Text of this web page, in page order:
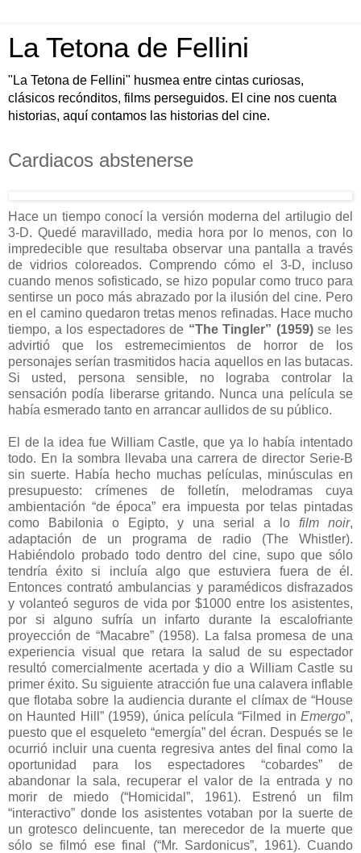
La Tetona de Fellini
"La Tetona de Fellini" husmea entre cintas curiosas,
clásicos recónditos, films perseguidos. El cine nos cuenta
historias, aquí contamos las historias del cine.
Cardiacos abstenerse
Hace un tiempo conocí la versión moderna del artilugio del
3-D. Quedé maravillado, media hora por lo menos, con lo
impredecible que resultaba observar una pantalla a través
de vidrios coloreados. Comprendo cómo el 3-D, incluso
cuando menos sofisticado, se hizo popular como truco para
sentirse un poco más abrazado por la ilusión del cine. Pero
en el camino quedaron tretas menos refinadas. Hace mucho
tiempo, a los espectadores de “The Tingler” (1959)se les
advirtió que los estremecimientos de horror de los
personajes serían trasmitidos hacia aquellos en las butacas.
Si usted, persona sensible, no lograba controlar la
sensación podía liberarse gritando. Nunca una película se
había esmerado tanto en arrancar aullidos de su público.
El de la idea fue William Castle, que ya lo había intentado
todo. En la sombra llevaba una carrera de director Serie-B
sin suerte. Había hecho muchas películas, minúsculas en
presupuesto: crímenes de folletín, melodramas cuya
ambientación “de época” era impuesta por telas pintadas
como Babilonia o Egipto, y una serial a lo film noir,
adaptación de un programa de radio (The Whistler).
Habiéndolo probado todo dentro del cine, supo que sólo
tendría éxito si incluía algo que estuviera fuera de él.
Entonces contrató ambulancias y paramédicos disfrazados
y volanteó seguros de vida por $1000 entre los asistentes,
por si alguno sufría un infarto durante la escalofriante
proyección de “Macabre” (1958). La falsa promesa de una
experiencia visual que retara la salud de su espectador
resultó comercialmente acertada y dio a William Castle su
primer éxito. Su siguiente atracción fue una calavera inflable
que flotaba sobre la audiencia durante el clímax de “House
on Haunted Hill” (1959), única película “Filmed in Emergo”,
puesto que el esqueleto “emergía” del écran. Después se le
ocurrió incluir una cuenta regresiva antes del final como la
oportunidad para los espectadores “cobardes” de
abandonar la sala, recuperar el valor de la entrada y no
morir de miedo (“Homicidal”, 1961). Estrenó un film
“interactivo” donde los asistentes votaban por la suerte de
un grotesco delincuente, tan merecedor de la muerte que
sólo se filmó ese final (“Mr. Sardonicus”, 1961). Cuando